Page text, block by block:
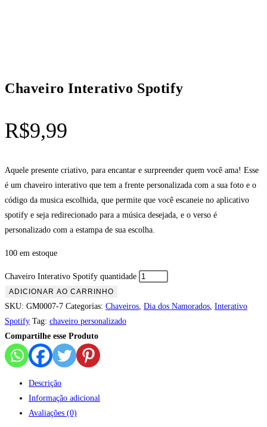
Chaveiro Interativo Spotify
R$9,99
Aquele presente criativo, para encantar e surpreender quem você ama! Esse
é um chaveiro interativo que tem a frente personalizada com a sua foto e o
código da musica escolhida, que permite que você escaneie no aplicativo
spotify e seja redirecionado para a música desejada, e o verso é
personalizado com a estampa de sua escolha.
100 em estoque
Chaveiro Interativo Spotify quantidade
ADICIONAR AO CARRINHO
SKU: GM0007-7 Categorias: Chaveiros Dia dos Namorados Interativo
Spotify Tag: chaveiro personalizado
Compartilhe esse Produto
Descrição
Informação adicional
Avaliações (0)